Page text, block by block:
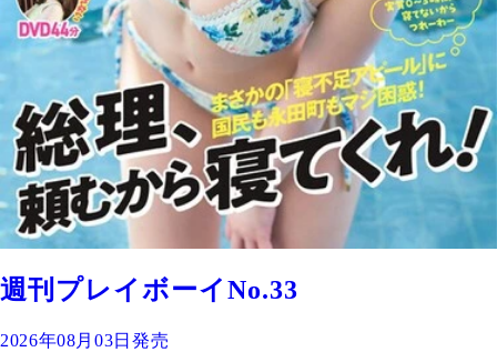
週刊プレイボーイNo.33
2026年08月03日発売